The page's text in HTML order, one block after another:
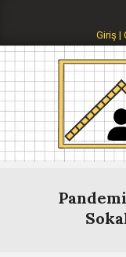
content
Giriş |